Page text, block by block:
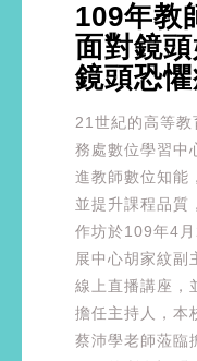
109年教
面對鏡
鏡頭恐懼
21世紀的高等教
務處數位學習中
進教師數位知能
並提升課程品質
作坊於109年4
展中心胡家紋副
線上直播講座，
擔任主持人，本
蔡沛學老師蒞臨